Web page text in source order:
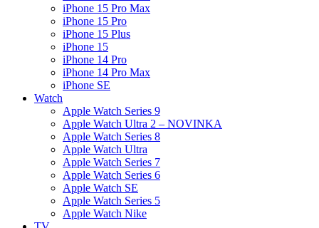
iPhone 15 Pro Max
iPhone 15 Pro
iPhone 15 Plus
iPhone 15
iPhone 14 Pro
iPhone 14 Pro Max
iPhone SE
Watch
Apple Watch Series 9
Apple Watch Ultra 2 – NOVINKA
Apple Watch Series 8
Apple Watch Ultra
Apple Watch Series 7
Apple Watch Series 6
Apple Watch SE
Apple Watch Series 5
Apple Watch Nike